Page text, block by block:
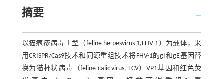
摘要
以猫疱疹病毒Ⅰ型（feline herpesvirus 1,FHV-1）为载体，采
用CRISPR/Cas9技术和同源重组技术将FHV-1的gI和gE基因替
换为猫杯状病毒（feline calicivirus, FCV）VP1基因和红色荧